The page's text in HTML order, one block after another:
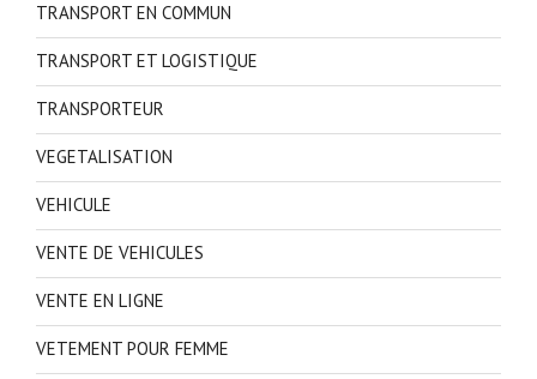
TRANSPORT EN COMMUN
TRANSPORT ET LOGISTIQUE
TRANSPORTEUR
VEGETALISATION
VEHICULE
VENTE DE VEHICULES
VENTE EN LIGNE
VETEMENT POUR FEMME